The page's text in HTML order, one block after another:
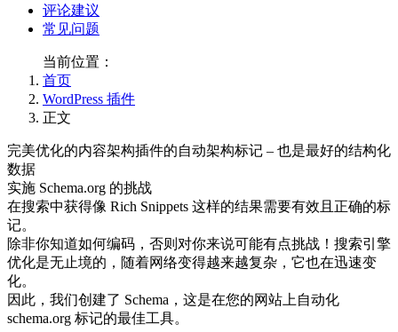
评论建议
常见问题
当前位置：
首页
WordPress 插件
正文
完美优化的内容架构插件的自动架构标记 – 也是最好的结构化
数据
实施 Schema.org 的挑战
在搜索中获得像 Rich Snippets 这样的结果需要有效且正确的标
记。
除非你知道如何编码，否则对你来说可能有点挑战！搜索引擎
优化是无止境的，随着网络变得越来越复杂，它也在迅速变
化。
因此，我们创建了 Schema，这是在您的网站上自动化
schema.org 标记的最佳工具。